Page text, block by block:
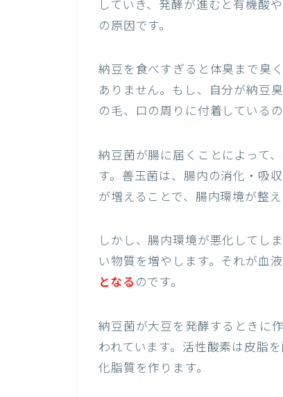
していき、発酵が進むと有機酸
の原因です。
納豆を食べすぎると体臭まで臭
ありません。もし、自分が納豆
の毛、口の周りに付着している
納豆菌が腸に届くことによって
す。善玉菌は、腸内の消化・吸
が増えることで、腸内環境が整
しかし、腸内環境が悪化してし
い物質を増やします。それが血
となる のです。
納豆菌が大豆を発酵するときに
われています。活性酸素は皮脂
化脂質を作ります。